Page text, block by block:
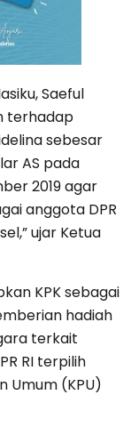
Saeful
terhadap
sebesar
AS pada
2019 agar
anggota DPR
ujar Ketua
KPK sebagai
hadiah
terkait
RI terpilih
Umum (KPU)